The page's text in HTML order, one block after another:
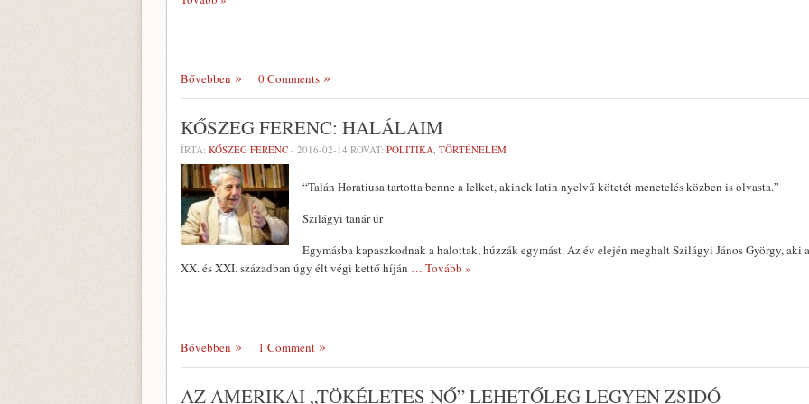
Bővebben 0 Comments
KŐSZEG FERENC: HALÁLAIM
ÍRTA: KŐSZEG FERENC - 2016-02-14 ROVAT: POLITIKA, TÖRTÉNELEM
“Talán Horatiusa tartotta benne a lelket, akinek latin nyelvű kötetét menetelés közben is olvasta.”
Szilágyi tanár úr
Egymásba kapaszkodnak a halottak, húzzák egymást. Az év elején meghalt Szilágyi János György, aki a
XX. és XXI. században úgy élt végi kettő híján … Tovább »
Bővebben 1 Comment
AZ AMERIKAI „TÖKÉLETES NŐ” LEHETŐLEG LEGYEN ZSIDÓ